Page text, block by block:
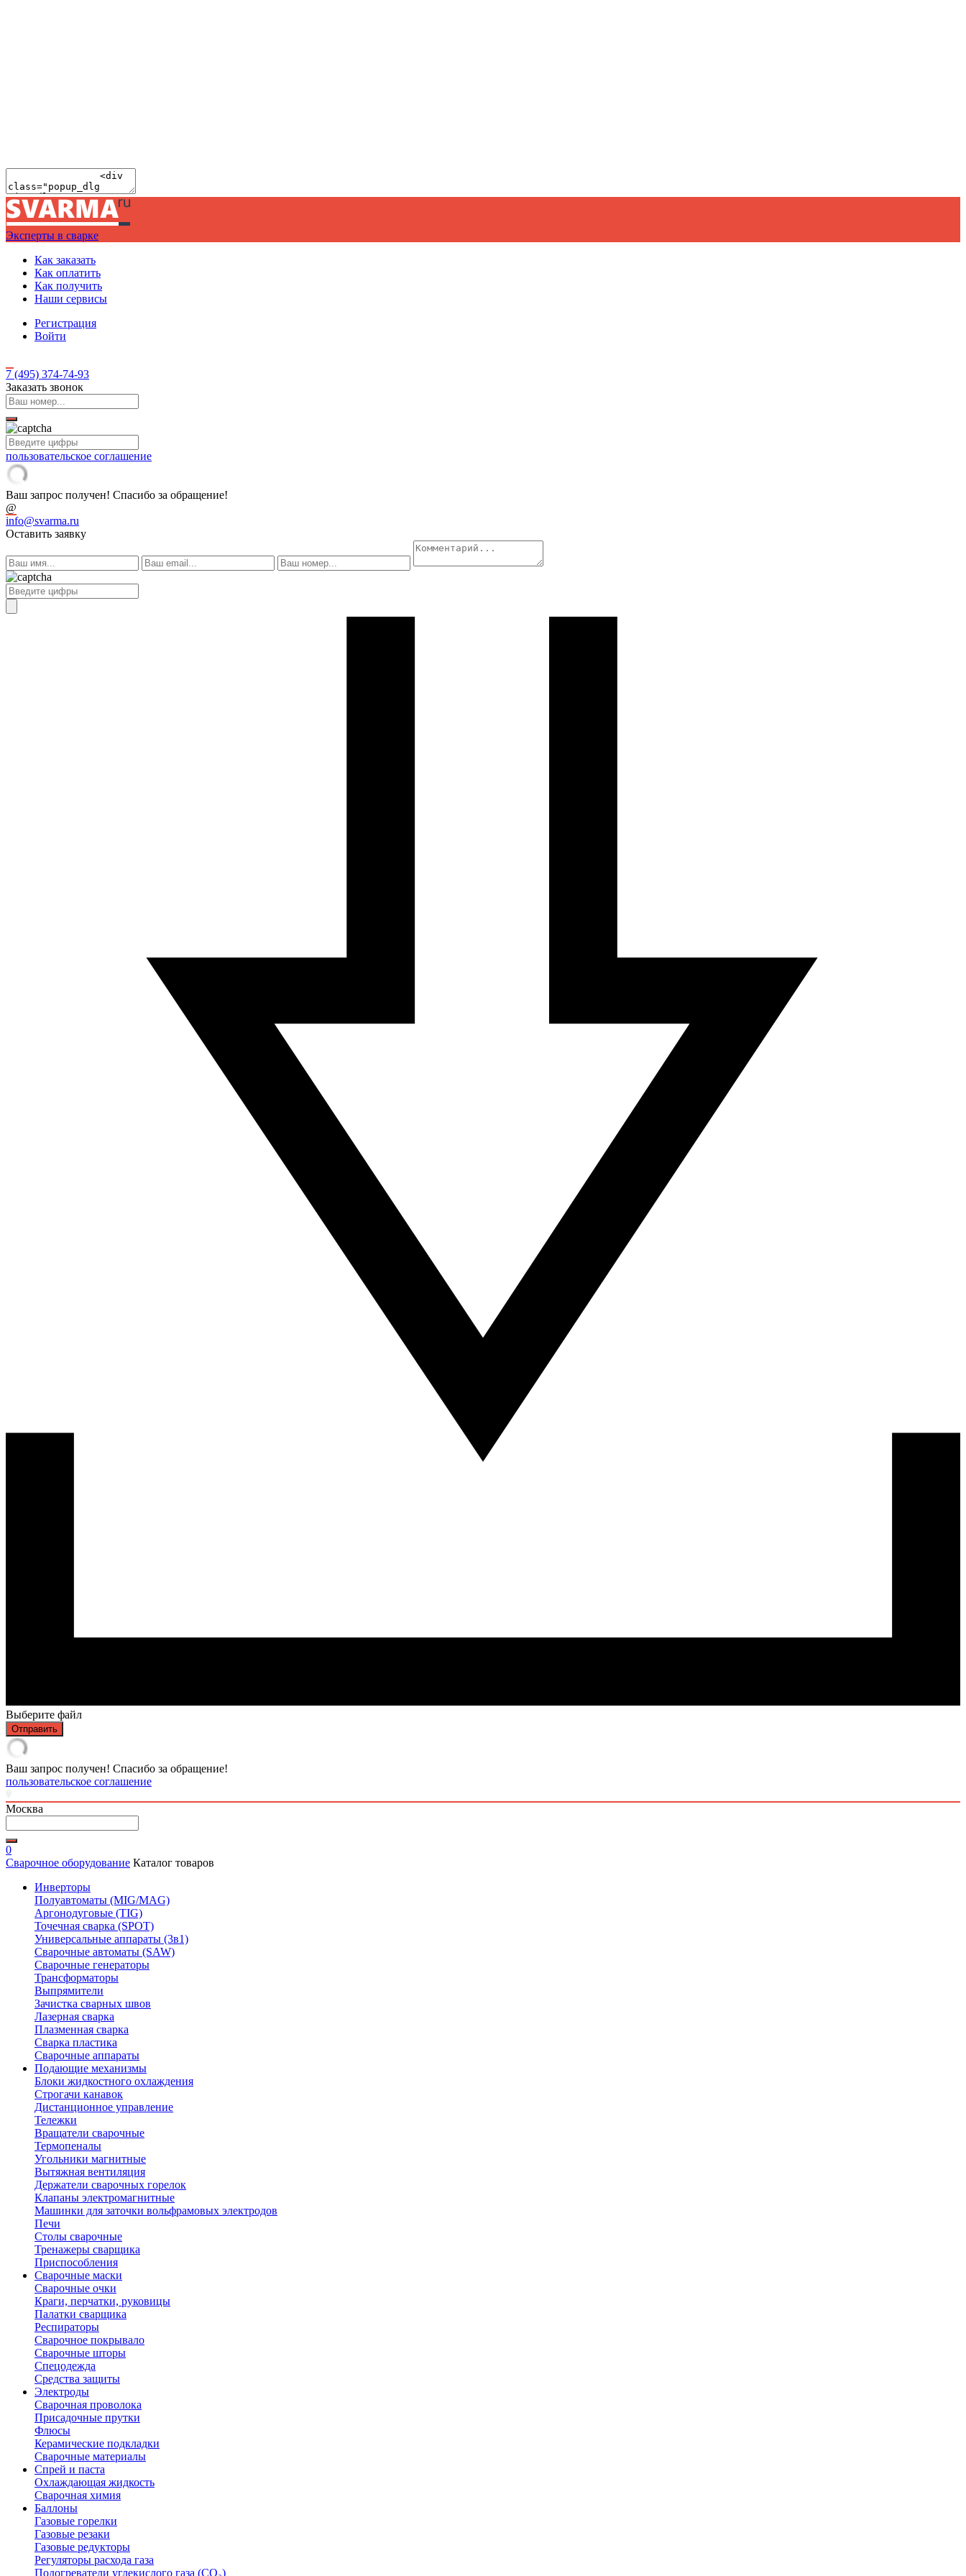
Эксперты в сварке
Как заказать
Как оплатить
Как получить
Наши сервисы
Регистрация
Войти
7 (495) 374-74-93
Заказать звонок
пользовательское соглашение
Ваш запрос получен! Спасибо за обращение!
@
info@svarma.ru
Оставить заявку
Выберите файл
Отправить
Ваш запрос получен! Спасибо за обращение!
пользовательское соглашение
Москва
0
Сварочное оборудование Каталог товаров
Инверторы
Полуавтоматы (MIG/MAG)
Аргонодуговые (TIG)
Точечная сварка (SPOT)
Универсальные аппараты (3в1)
Сварочные автоматы (SAW)
Сварочные генераторы
Трансформаторы
Выпрямители
Зачистка сварных швов
Лазерная сварка
Плазменная сварка
Сварка пластика
Сварочные аппараты
Подающие механизмы
Блоки жидкостного охлаждения
Строгачи канавок
Дистанционное управление
Тележки
Вращатели сварочные
Термопеналы
Угольники магнитные
Вытяжная вентиляция
Держатели сварочных горелок
Клапаны электромагнитные
Машинки для заточки вольфрамовых электродов
Печи
Столы сварочные
Тренажеры сварщика
Приспособления
Сварочные маски
Сварочные очки
Краги, перчатки, руковицы
Палатки сварщика
Респираторы
Сварочное покрывало
Сварочные шторы
Спецодежда
Средства защиты
Электроды
Сварочная проволока
Присадочные прутки
Флюсы
Керамические подкладки
Сварочные материалы
Спрей и паста
Охлаждающая жидкость
Сварочная химия
Баллоны
Газовые горелки
Газовые резаки
Газовые редукторы
Регуляторы расхода газа
Подогреватели углекислого газа (CO₂)